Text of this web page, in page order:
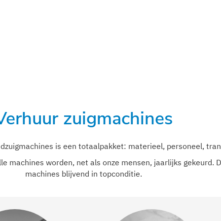
zuigmachines
is een totaalpakket: materieel, personeel,
machines worden, net als onze mensen, jaarlijks gekeurd.
machines blijvend in topconditie.